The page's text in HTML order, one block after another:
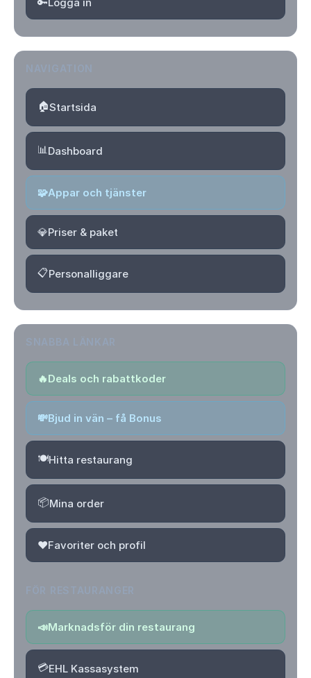
🏠Startsida
📊Dashboard
🧩Appar och tjänster
💎Priser & paket
📋Personalliggare
🔥Deals och rabattkoder
💸Bjud in vän – få Bonus
🍽️Hitta restaurang
📦Mina order
❤️Favoriter och profil
📣Marknadsför din restaurang
💳EHL Kassasystem